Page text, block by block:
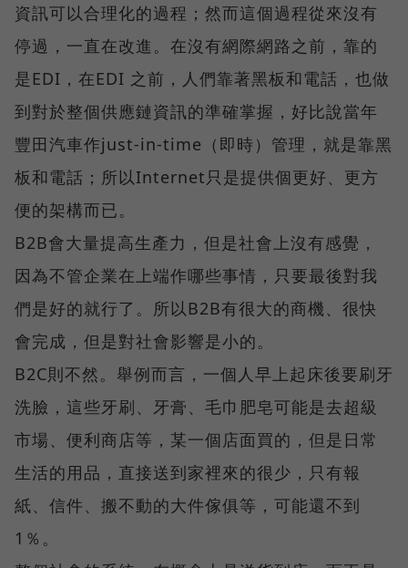
資訊可以合理化的過程；然而這個過程從來沒有
停過，一直在改進。在沒有網際網路之前，靠的
是EDI，在EDI 之前，人們靠著黑板和電話，也做
到對於整個供應鏈資訊的準確掌握，好比說當年
豐田汽車作just-in-time（即時）管理，就是靠黑
板和電話；所以Internet只是提供個更好、更方
便的架構而已。
B2B會大量提高生產力，但是社會上沒有感覺，
因為不管企業在上端作哪些事情，只要最後對我
們是好的就行了。所以B2B有很大的商機、很快
會完成，但是對社會影響是小的。
B2C則不然。舉例而言，一個人早上起床後要刷牙
洗臉，這些牙刷、牙膏、毛巾肥皂可能是去超級
市場、便利商店等，某一個店面買的，但是日常
生活的用品，直接送到家裡來的很少，只有報
紙、信件、搬不動的大件傢俱等，可能還不到
1％。